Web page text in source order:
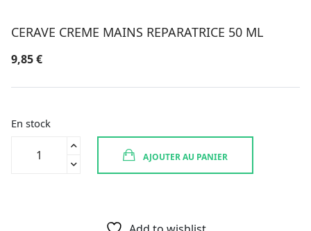
CERAVE CREME MAINS REPARATRICE 50 ML
9,85€
En stock
AJOUTER AU PANIER